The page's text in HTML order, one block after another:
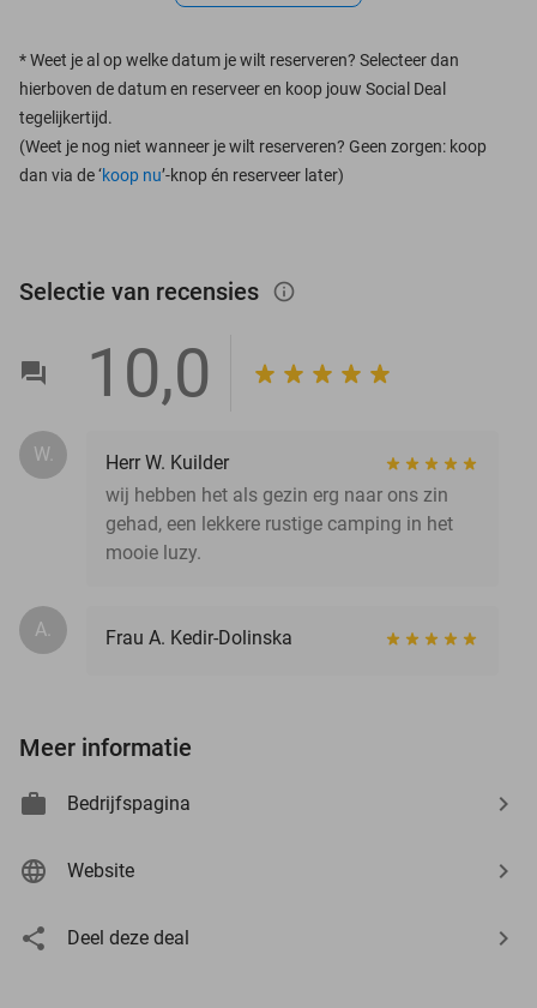
*Weet je al op welke datum je wilt reserveren? Selecteer dan
hierboven de datum en reserveer en koop jouw Social Deal
tegelijkertijd.
(Weet je nog niet wanneer je wilt reserveren? Geen zorgen: koop
dan via de ‘koop nu’-knop én reserveer later)
Selectie van recensies info_outlined
10,0
W.
Herr W. Kuilder
wij hebben het als gezin erg naar ons zin
gehad, een lekkere rustige camping in het
mooie luzy.
A. Frau A. Kedir-Dolinska
Meer informatie
Bedrijfspagina
Website
Deel deze deal